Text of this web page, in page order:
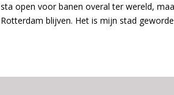
sta open voor banen overal ter wereld,
Rotterdam blijven. Het is mijn stad